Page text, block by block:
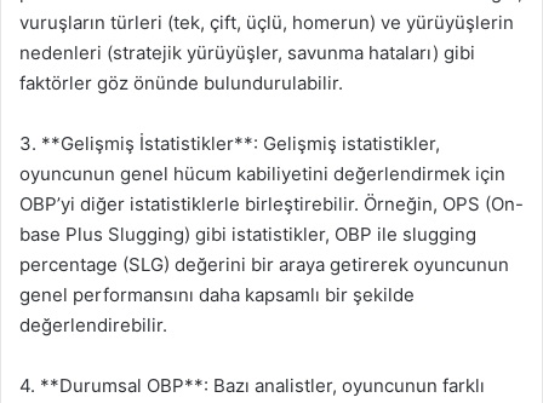
vuruşların türleri (tek, çift, üçlü, homerun) ve yürüyüşlerin
nedenleri (stratejik yürüyüşler, savunma hataları) gibi
faktörler göz önünde bulundurulabilir.
3. **Gelişmiş İstatistikler**: Gelişmiş istatistikler,
oyuncunun genel hücum kabiliyetini değerlendirmek için
OBP’yi diğer istatistiklerle birleştirebilir. Örneğin, OPS (On-
base Plus Slugging) gibi istatistikler, OBP ile slugging
percentage (SLG) değerini bir araya getirerek oyuncunun
genel performansını daha kapsamlı bir şekilde
değerlendirebilir.
4. **Durumsal OBP**: Bazı analistler, oyuncunun farklı